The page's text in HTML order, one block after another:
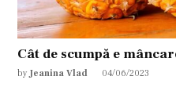
Cât de scumpă e
by Jeanina Vlad 04/06/2023